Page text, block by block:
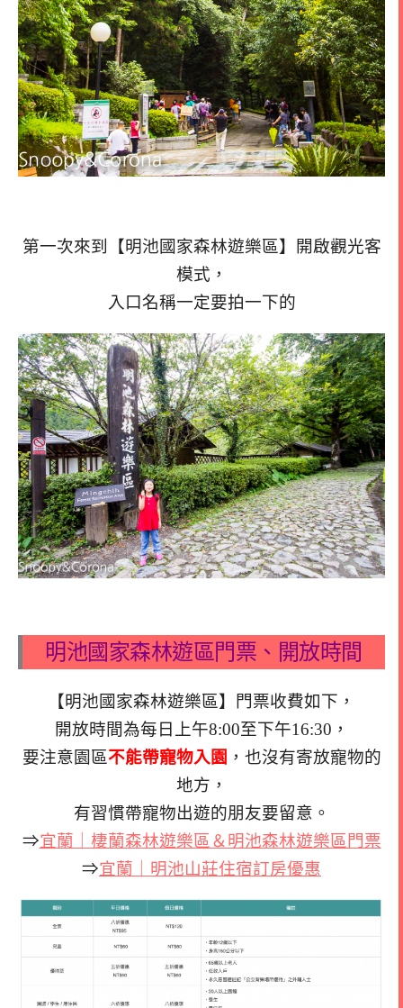
第一次來到【明池國家森林遊樂區】開啟觀光客
模式，
入口名稱一定要拍一下的
明池國家森林遊區門票、開放時間
【明池國家森林遊樂區】門票收費如下，
開放時間為每日上午8:00至下午16:30，
要注意園區不能帶寵物入園 ，也沒有寄放寵物的
地方，
有習慣帶寵物出遊的朋友要留意。
⇒宜蘭｜棲蘭森林遊樂區＆明池森林遊樂區門票
⇒宜蘭｜明池山莊住宿訂房優惠